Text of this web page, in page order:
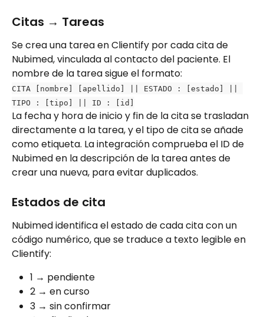
Citas → Tareas
Se crea una tarea en Clientify por cada cita de
Nubimed, vinculada al contacto del paciente. El
nombre de la tarea sigue el formato:
CITA [nombre] [apellido] || ESTADO : [estado] ||
TIPO : [tipo] || ID : [id]
La fecha y hora de inicio y fin de la cita se trasladan
directamente a la tarea, y el tipo de cita se añade
como etiqueta. La integración comprueba el ID de
Nubimed en la descripción de la tarea antes de
crear una nueva, para evitar duplicados.
Estados de cita
Nubimed identifica el estado de cada cita con un
código numérico, que se traduce a texto legible en
Clientify:
1 → pendiente
2 → en curso
3 → sin confirmar